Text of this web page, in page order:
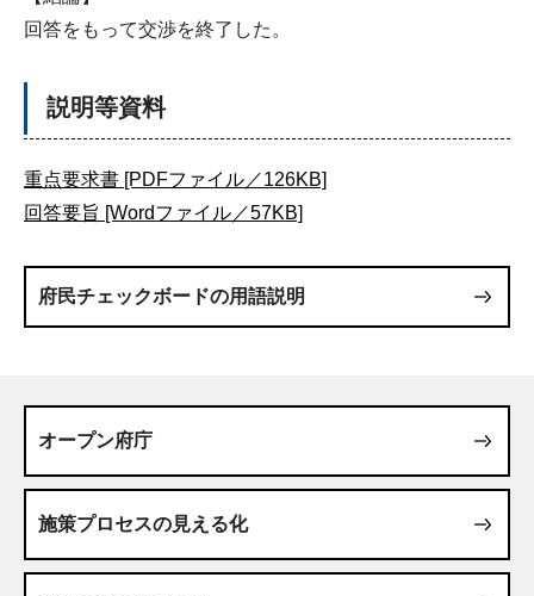
回答をもって交渉を終了した。
説明等資料
重点要求書 [PDFファイル／126KB]
回答要旨 [Wordファイル／57KB]
府民チェックボードの用語説明
オープン府庁
施策プロセスの見える化